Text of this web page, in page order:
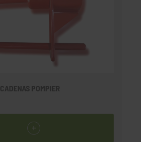
CADENAS POMPIER